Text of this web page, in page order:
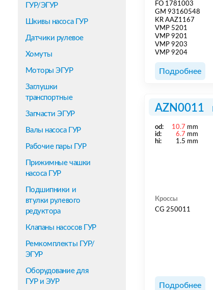
ГУР/ЭГУР
Шкивы насоса ГУР
Датчики рулевое
Хомуты
Моторы ЭГУР
Заглушки
транспортные
Запчасти ЭГУР
Валы насоса ГУР
Рабочие пары ГУР
Прижимные чашки
насоса ГУР
Подшипники и
втулки рулевого
редуктора
Клапаны насосов ГУР
Ремкомплекты ГУР/
ЭГУР
Оборудование для
ГУР и ЭУР
FO 1781003
GM 93160548
KR AAZ1167
VMP 5201
VMP 9201
VMP 9203
VMP 9204
Подробнее
AZN0011
od: 10.7 mm
id:
6.7 mm
hi:
1.5 mm
Кроссы
CG 250011
Подробнее